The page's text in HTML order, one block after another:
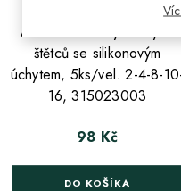
ASTRA Sada nylonových
štětců se silikonovým
úchytem, 5ks/vel. 2-4-8-
16, 315023003
Cena
98 Kč
DO KOŠÍKA